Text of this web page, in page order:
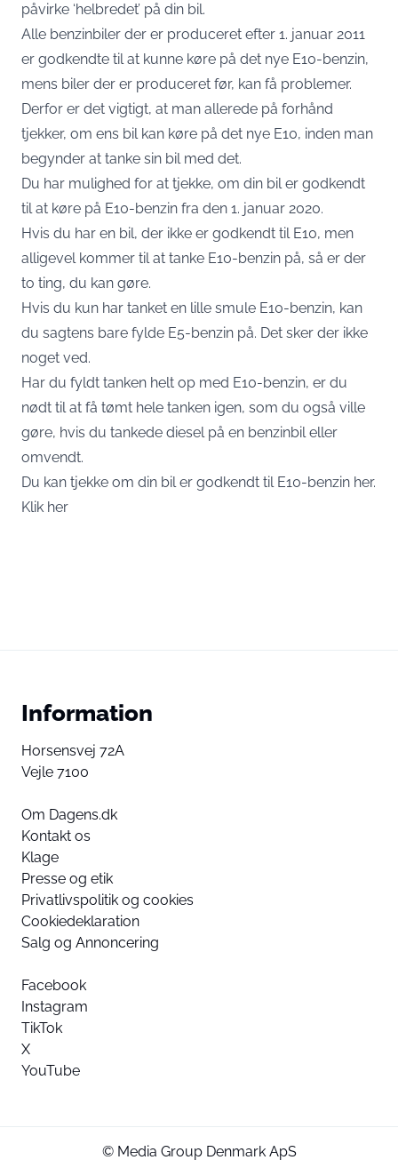
påvirke ‘helbredet’ på din bil.
Alle benzinbiler der er produceret efter 1. januar 2011
er godkendte til at kunne køre på det nye E10-benzin,
mens biler der er produceret før, kan få problemer.
Derfor er det vigtigt, at man allerede på forhånd
tjekker, om ens bil kan køre på det nye E10, inden man
begynder at tanke sin bil med det.
Du har mulighed for at tjekke, om din bil er godkendt
til at køre på E10-benzin fra den 1. januar 2020.
Hvis du har en bil, der ikke er godkendt til E10, men
alligevel kommer til at tanke E10-benzin på, så er der
to ting, du kan gøre.
Hvis du kun har tanket en lille smule E10-benzin, kan
du sagtens bare fylde E5-benzin på. Det sker der ikke
noget ved.
Har du fyldt tanken helt op med E10-benzin, er du
nødt til at få tømt hele tanken igen, som du også ville
gøre, hvis du tankede diesel på en benzinbil eller
omvendt.
Du kan tjekke om din bil er godkendt til E10-benzin her.
Klik her
Information
Horsensvej 72A
Vejle 7100
Om Dagens.dk
Kontakt os
Klage
Presse og etik
Privatlivspolitik og cookies
Cookiedeklaration
Salg og Annoncering
Facebook
Instagram
TikTok
X
YouTube
© Media Group Denmark ApS